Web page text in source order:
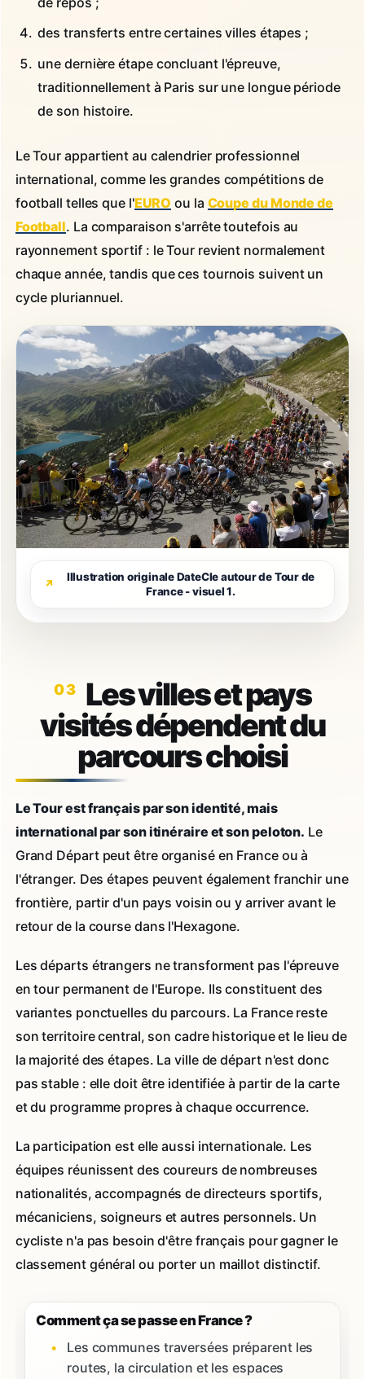
des transferts entre certaines villes étapes ;
une dernière étape concluant l'épreuve,
traditionnellement à Paris sur une longue période
de son histoire.
Le Tour appartient au calendrier professionnel
international, comme les grandes compétitions de
football telles que l'EURO ou la Coupe du Monde de
Football. La comparaison s'arrête toutefois au
rayonnement sportif : le Tour revient normalement
chaque année, tandis que ces tournois suivent un
cycle pluriannuel.
Illustration originale DateCle autour de Tour de
France - visuel 1.
Les villes et pays
visités dépendent du
parcours choisi
Le Tour est français par son identité, mais
international par son itinéraire et son peloton. Le
Grand Départ peut être organisé en France ou à
l'étranger. Des étapes peuvent également franchir une
frontière, partir d'un pays voisin ou y arriver avant le
retour de la course dans l'Hexagone.
Les départs étrangers ne transforment pas l'épreuve
en tour permanent de l'Europe. Ils constituent des
variantes ponctuelles du parcours. La France reste
son territoire central, son cadre historique et le lieu de
la majorité des étapes. La ville de départ n'est donc
pas stable : elle doit être identifiée à partir de la carte
et du programme propres à chaque occurrence.
La participation est elle aussi internationale. Les
équipes réunissent des coureurs de nombreuses
nationalités, accompagnés de directeurs sportifs,
mécaniciens, soigneurs et autres personnels. Un
cycliste n'a pas besoin d'être français pour gagner le
classement général ou porter un maillot distinctif.
Comment ça se passe en France ?
Les communes traversées préparent les
routes, la circulation et les espaces